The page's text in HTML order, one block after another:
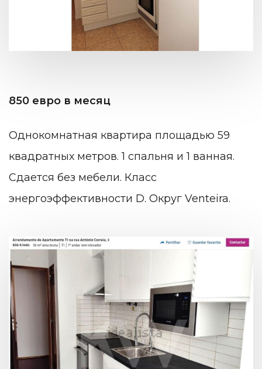
850 евро в месяц
Однокомнатная квартира площадью 59
квадратных метров. 1 спальня и 1 ванная.
Сдается без мебели. Класс
энергоэффективности D. Округ Venteira.